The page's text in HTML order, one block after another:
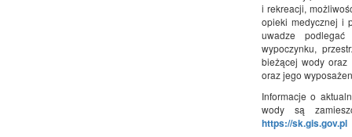
i rekreacji,
opieki medycznej i
uwadze podlegać
wypoczynku,
bieżącej wody oraz
oraz jego
Informacje o
wody są
https://sk.gis.gov.pl